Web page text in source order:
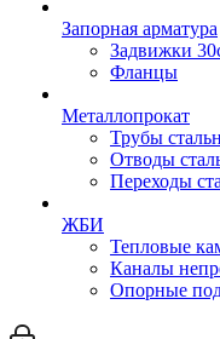
Запорная арматура
Задвижки
Фланцы
Металлопрокат
Трубы
Отводы
Переходы
ЖБИ
Тепловые
Каналы
Опорные